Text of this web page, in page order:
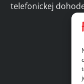
telefonickej